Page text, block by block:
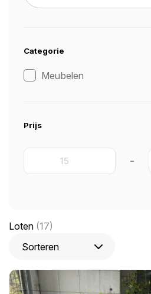
Categorie
Meubelen
Prijs
-
Loten (17)